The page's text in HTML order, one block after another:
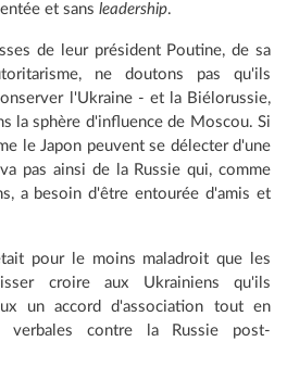
et sans leadership.
de leur président Poutine, de sa
ne doutons pas qu'ils
l'Ukraine - et la Biélorussie,
la sphère d'influence de Moscou. Si
le Japon peuvent se délecter d'une
pas ainsi de la Russie qui, comme
a besoin d'être entourée d'amis et
pour le moins maladroit que les
croire aux Ukrainiens qu'ils
un accord d'association tout en
verbales contre la Russie post-